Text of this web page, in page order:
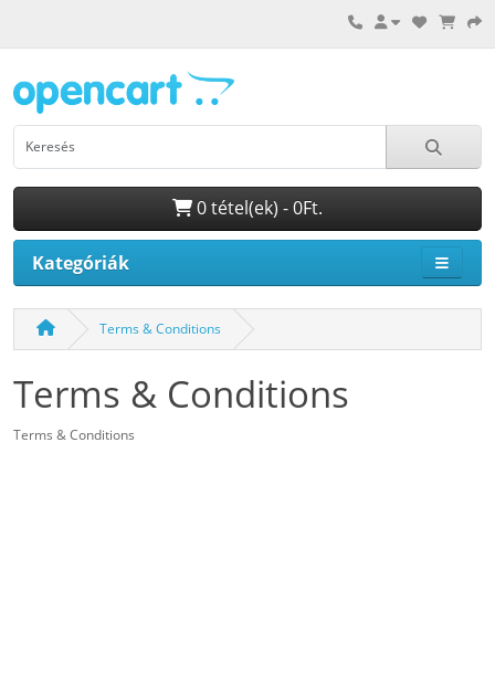
0 tétel(ek) - 0Ft.
Kategóriák
Terms & Conditions
Terms & Conditions
Terms & Conditions